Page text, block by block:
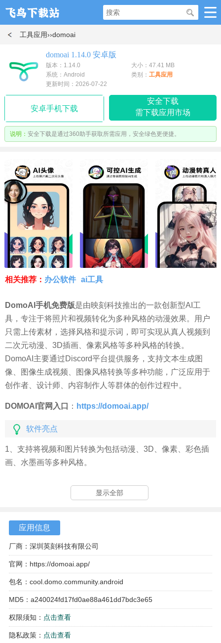
工具应用››domoai
domoai 1.14.0 安卓版
版本：1.14.0
大小：47.41 MB
系统：Android
类别： 工具应用
更新时间：2026-07-22
安卓手机下载
安全下载
需下载应用市场
说明： 安全下载是通过360助手获取所需应用，安全绿色更便捷。
相关推荐： 办公软件 ai工具
DomoAI手机免费版是由映刻科技推出的一款创新型AI工
具，专注于将照片和视频转化为多种风格的动漫效果。用户
只需上传素材，选择风格和提示词，即可实现从真人视频到
二次元动漫、3D插画、像素风格等多种风格的转换。
DomoAI主要通过Discord平台提供服务，支持文本生成图
像、图像生成视频、图像风格转换等多种功能，广泛应用于
创作者、设计师、内容制作人等群体的创作过程中。
DOMOAI官网入口 ： https://domoai.app/
软件亮点
1、支持将视频和图片转换为包括动漫、3D、像素、彩色插
画、水墨画等多种风格。
提供更多创作自由度。
4、用户可以通过Discord社区获取最新的功能更新、教程支
持，并与其他创作者交流经验。
显示全部
应用信息
厂商：深圳英刻科技有限公司
官网： https://domoai.app/
包名：cool.domo.community.android
MD5：a240024fd17fd0ae88a461dd7bdc3e65
权限须知： 点击查看
隐私政策： 点击查看